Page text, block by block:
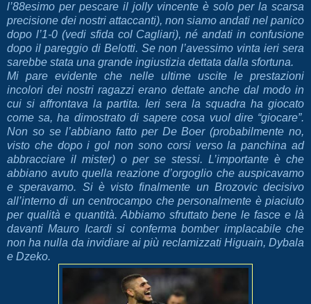
l’88esimo per pescare il jolly vincente è solo per la scarsa
precisione dei nostri attaccanti), non siamo andati nel panico
dopo l’1-0 (vedi sfida col Cagliari), né andati in confusione
dopo il pareggio di Belotti. Se non l’avessimo vinta ieri sera
sarebbe stata una grande ingiustizia dettata dalla sfortuna.
Mi pare evidente che nelle ultime uscite le prestazioni
incolori dei nostri ragazzi erano dettate anche dal modo in
cui si affrontava la partita. Ieri sera la squadra ha giocato
come sa, ha dimostrato di sapere cosa vuol dire “giocare”.
Non so se l’abbiano fatto per De Boer (probabilmente no,
visto che dopo i gol non sono corsi verso la panchina ad
abbracciare il mister) o per se stessi. L’importante è che
abbiano avuto quella reazione d’orgoglio che auspicavamo
e speravamo. Si è visto finalmente un Brozovic decisivo
all’interno di un centrocampo che personalmente è piaciuto
per qualità e quantità. Abbiamo sfruttato bene le fasce e là
davanti Mauro Icardi si conferma bomber implacabile che
non ha nulla da invidiare ai più reclamizzati Higuain, Dybala
e Dzeko.